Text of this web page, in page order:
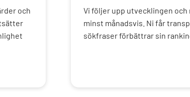
och
Vi följer upp utvecklingen
minst månadsvis. Ni får
sökfraser förbättrar sin